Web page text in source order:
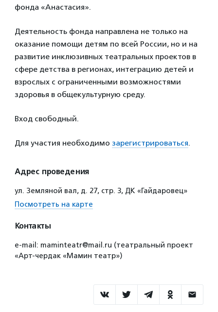
фонда «Анастасия».
Деятельность фонда направлена не только на
оказание помощи детям по всей России, но и на
развитие инклюзивных театральных проектов в
сфере детства в регионах, интеграцию детей и
взрослых с ограниченными возможностями
здоровья в общекультурную среду.
Вход свободный.
Для участия необходимо зарегистрироваться.
Адрес проведения
ул. Земляной вал, д. 27, стр. 3, ДК «Гайдаровец»
Посмотреть на карте
Контакты
e-mail: maminteatr@mail.ru (театральный проект
«Арт-чердак «Мамин театр»)